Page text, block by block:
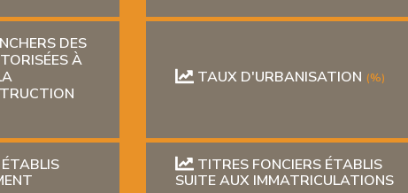
DES
À
TAUX D'URBANISATION (%)
TITRES FONCIERS ÉTABLIS
SUITE AUX IMMATRICULATIONS